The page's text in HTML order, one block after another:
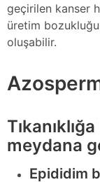
geçirilen kanser
üretim
oluşabilir.
meydana
Epididim